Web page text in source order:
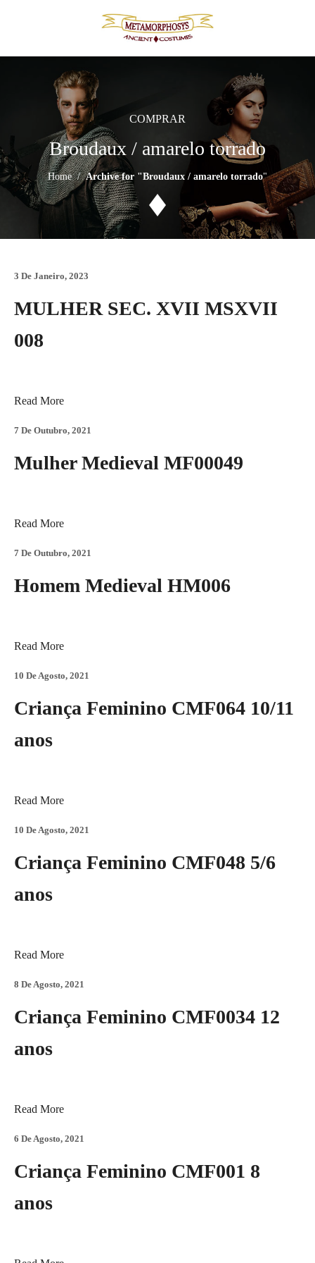
COMPRAR
Broudaux / amarelo torrado
Home/Archive for "Broudaux / amarelo torrado"
3 De Janeiro, 2023
MULHER SEC. XVII MSXVII
008
Read More
7 De Outubro, 2021
Mulher Medieval MF00049
Read More
7 De Outubro, 2021
Homem Medieval HM006
Read More
10 De Agosto, 2021
Criança Feminino CMF064 10/11
anos
Read More
10 De Agosto, 2021
Criança Feminino CMF048 5/6
anos
Read More
8 De Agosto, 2021
Criança Feminino CMF0034 12
anos
Read More
6 De Agosto, 2021
Criança Feminino CMF001 8
anos